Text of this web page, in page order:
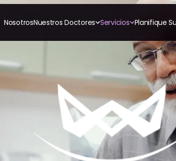
NosotrosNuestros Doctores Servicios
All-on-4
All-on-6
Puentes Dentales
Empastes Dentales
Implantes Dentales
Dentaduras en el Mismo
Implantes el Mismo Día
Reparaciones el Mismo
Coronas de Cerámica
Carillas
Impresiones Digitales
Radiografía Digital
Planifique